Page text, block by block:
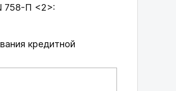
758-П <2>:
кредитной